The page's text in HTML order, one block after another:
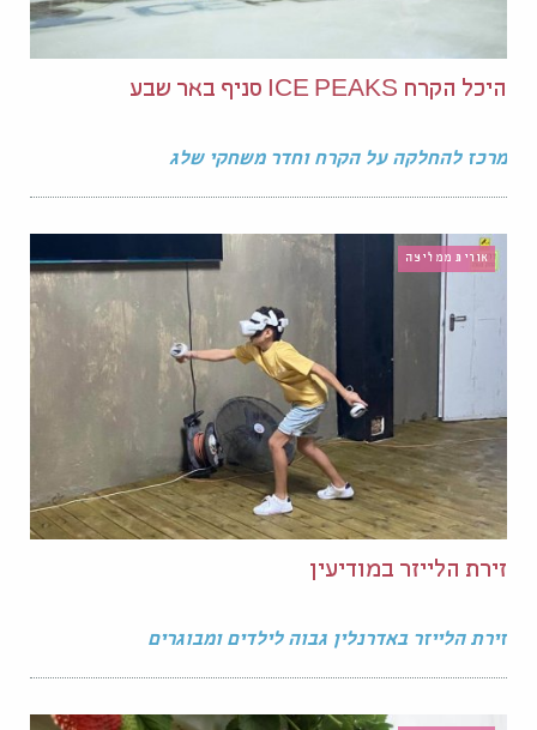
היכל הקרח ICE PEAKS סניף באר שבע
מרכז להחלקה על הקרח וחדר משחקי שלג
אורית ממליצה
זירת הלייזר במודיעין
זירת הלייזר באדרנלין גבוה לילדים ומבוגרים